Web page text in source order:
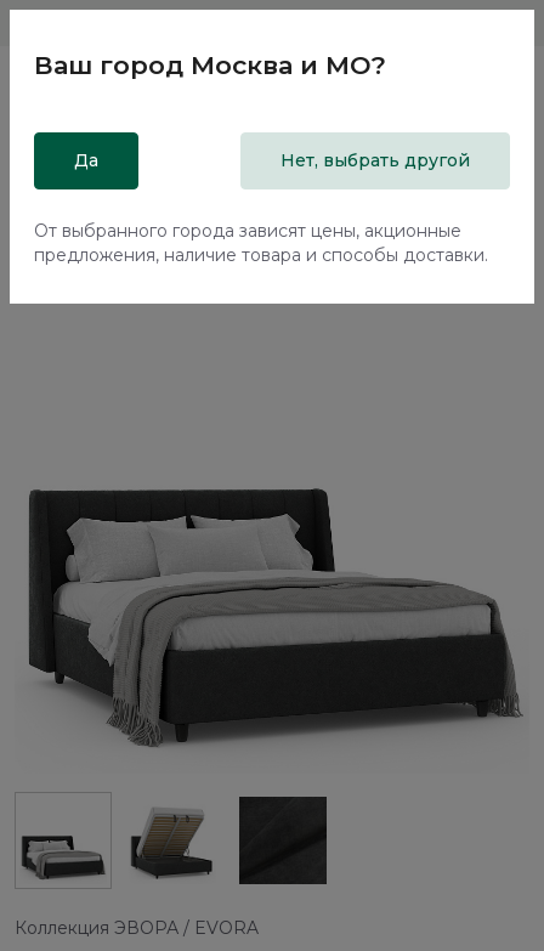
Главная
Кровати
Двуспальная кровать с подъемным механизмом Эвора /
Коллекция ЭВОРА / EVORA
Ваш город Москва и МО?
Да Нет, выбрать другой
От выбранного города зависят цены, акционные
предложения, наличие товара и способы доставки.